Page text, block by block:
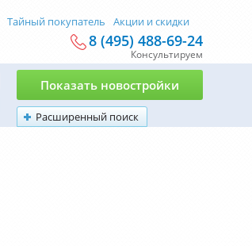
Тайный покупатель Акции и скидки
8 (495) 488-69-24
Консультируем
Расширенный поиск
Показать новостройки